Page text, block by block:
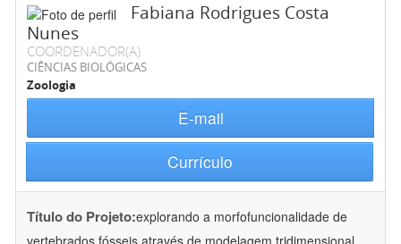
Fabiana Rodrigues Costa
Nunes
COORDENADOR(A)
CIÊNCIAS BIOLÓGICAS
Zoologia
E-mail
Currículo
Título do Projeto:explorando a morfofuncionalidade de